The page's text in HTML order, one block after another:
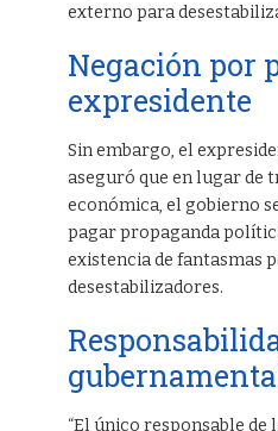
externo para
Negación por
expresidente
Sin embargo, el
aseguró que en lugar de
económica, el gobierno
pagar propaganda
existencia de fantasmas
desestabilizadores.
“El único responsable de